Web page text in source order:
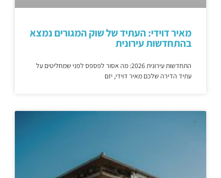
מאיר דוידי: העתיד של שוק המגורים נמצא
בהתחדשות עירונית
התחדשות עירונית 2026: מה אסור לפספס לפני שמחליטים על
עתיד הדירה שלכם מאיר דוידי, יזם